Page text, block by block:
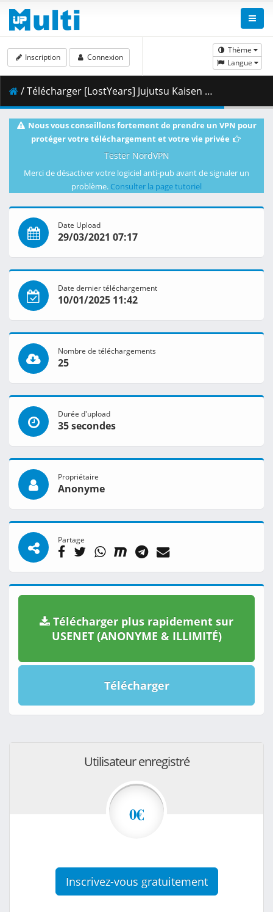
Thème
Langue
Inscription Connexion
/ Télécharger [LostYears] Jujutsu Kaisen - 05 (WEB 1080p x264 10-bit AAC) [E0646D85].mkv.001 ( 458.98 MB )
Nous vous conseillons fortement de prendre un VPN pour
protéger votre téléchargement et votre vie privée
Tester NordVPN
Merci de désactiver votre logiciel anti-pub avant de signaler un
problème. Consulter la page tutoriel
Date Upload
29/03/2021 07:17
Date dernier téléchargement
10/01/2025 11:42
Nombre de téléchargements
25
Durée d'upload
35 secondes
Propriétaire
Anonyme
Partage
Télécharger plus rapidement sur
USENET (ANONYME & ILLIMITÉ)
Télécharger
Utilisateur enregistré
0€
Inscrivez-vous gratuitement